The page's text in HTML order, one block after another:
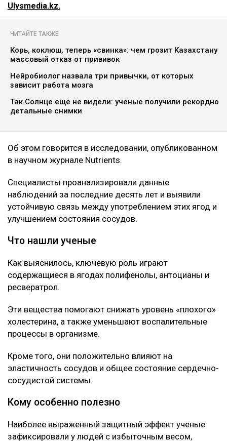
Ulysmedia.kz.
ЧИТАЙТЕ ТАКЖЕ
Корь, коклюш, теперь «свинка»: чем грозит Казахстану
массовый отказ от прививок
Нейробиолог назвала три привычки, от которых
зависит работа мозга
Так Солнце еще не видели: ученые получили рекордно
детальные снимки
Об этом говорится в исследовании, опубликованном
в научном журнале Nutrients.
Специалисты проанализировали данные
наблюдений за последние десять лет и выявили
устойчивую связь между употреблением этих ягод и
улучшением состояния сосудов.
Что нашли ученые
Как выяснилось, ключевую роль играют
содержащиеся в ягодах полифенолы, антоцианы и
ресвератрол.
Эти вещества помогают снижать уровень «плохого»
холестерина, а также уменьшают воспалительные
процессы в организме.
Кроме того, они положительно влияют на
эластичность сосудов и общее состояние сердечно-
сосудистой системы.
Кому особенно полезно
Наиболее выраженный защитный эффект ученые
зафиксировали у людей с избыточным весом,